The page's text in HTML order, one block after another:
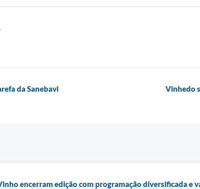
da Sanebavi Vinhedo
encerram edição com programação diversificada e